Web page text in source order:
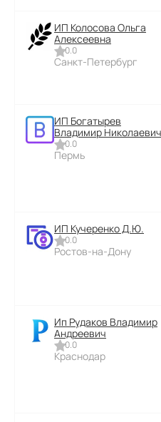
ИП Колосова Ольга
Алексеевна
0.0
Санкт-Петербург
ИП Богатырев
Владимир Николаевич
0.0
Пермь
ИП Кучеренко Д.Ю.
0.0
Ростов-на-Дону
Ип Рудаков Владимир
Андреевич
0.0
Краснодар